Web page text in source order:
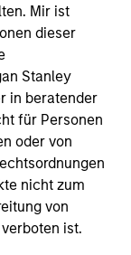
Mir ist
dieser
Stanley
in beratender
für Personen
oder von
nicht zum
von
ist.